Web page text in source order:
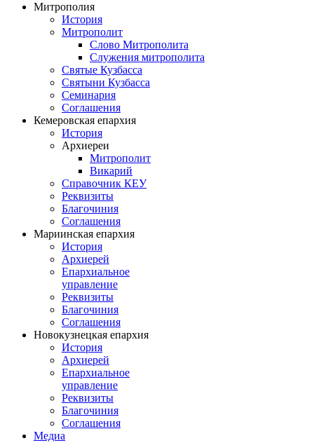
Митрополия
История
Митрополит
Слово Митрополита
Служения митрополита
Святые Кузбасса
Святыни Кузбасса
Семинария
Соглашения
Кемеровская епархия
История
Архиереи
Митрополит
Викарий
Справочник КЕУ
Реквизиты
Благочиния
Соглашения
Мариинская епархия
История
Архиерей
Епархиальное
управление
Реквизиты
Благочиния
Соглашения
Новокузнецкая епархия
История
Архиерей
Епархиальное
управление
Реквизиты
Благочиния
Соглашения
Медиа